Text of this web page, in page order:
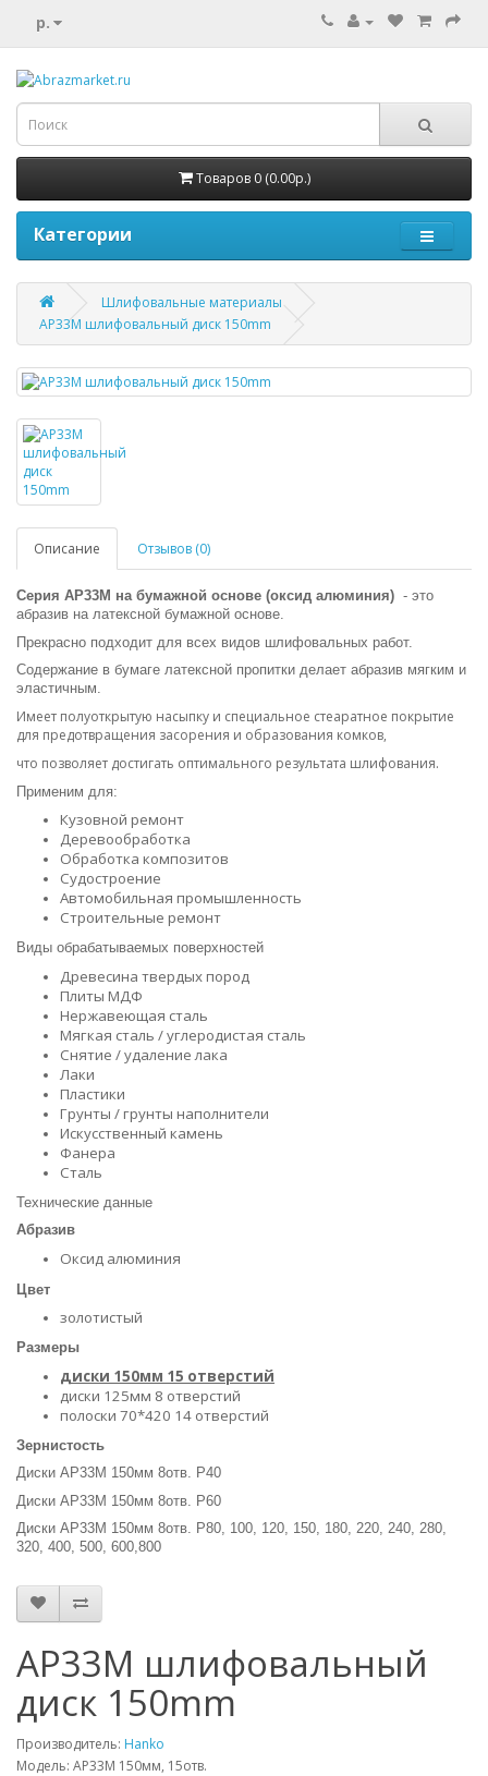
р.
Товаров 0 (0.00р.)
Категории
Шлифовальные материалы
AP33M шлифовальный диск 150mm
Описание Отзывов (0)
Серия AP33M на бумажной основе (оксид алюминия) - это
абразив на латексной бумажной основе.
Прекрасно подходит для всех видов шлифовальных работ.
Содержание в бумаге латексной пропитки делает абразив мягким и
эластичным.
Имеет полуоткрытую насыпку и специальное стеаратное покрытие
для предотвращения засорения и образования комков,
что позволяет достигать оптимального результата шлифования.
Применим для:
Кузовной ремонт
Деревообработка
Обработка композитов
Судостроение
Автомобильная промышленность
Строительные ремонт
Виды обрабатываемых поверхностей
Древесина твердых пород
Плиты МДФ
Нержавеющая сталь
Мягкая сталь / углеродистая сталь
Снятие / удаление лака
Лаки
Пластики
Грунты / грунты наполнители
Искусственный камень
Фанера
Сталь
Технические данные
Абразив
Оксид алюминия
Цвет
золотистый
Размеры
диски 150мм 15 отверстий
диски 125мм 8 отверстий
полоски 70*420 14 отверстий
Зернистость
Диски AP33M 150мм 8отв. Р40
Диски AP33M 150мм 8отв. Р60
Диски AP33M 150мм 8отв. Р80, 100, 120, 150, 180, 220, 240, 280,
320, 400, 500, 600,800
AP33M шлифовальный
диск 150mm
Производитель: Hanko
Модель: AP33M 150мм, 15отв.